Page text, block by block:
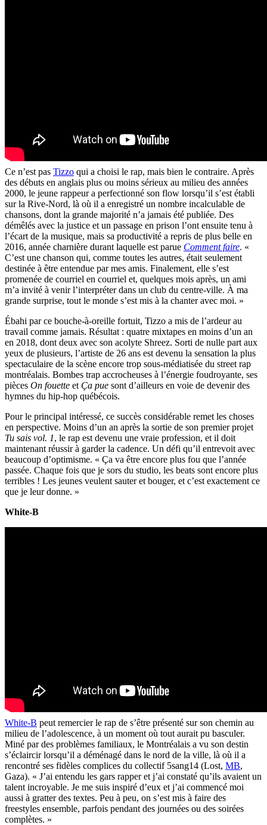
Ce n’est pas Tizzo qui a choisi le rap, mais bien le contraire. Après
des débuts en anglais plus ou moins sérieux au milieu des années
2000, le jeune rappeur a perfectionné son flow lorsqu’il s’est établi
sur la Rive-Nord, là où il a enregistré un nombre incalculable de
chansons, dont la grande majorité n’a jamais été publiée. Des
démêlés avec la justice et un passage en prison l’ont ensuite tenu à
l’écart de la musique, mais sa productivité a repris de plus belle en
2016, année charnière durant laquelle est parue Comment faire. «
C’est une chanson qui, comme toutes les autres, était seulement
destinée à être entendue par mes amis. Finalement, elle s’est
promenée de courriel en courriel et, quelques mois après, un ami
m’a invité à venir l’interpréter dans un club du centre-ville. À ma
grande surprise, tout le monde s’est mis à la chanter avec moi. »
Ébahi par ce bouche-à-oreille fortuit, Tizzo a mis de l’ardeur au
travail comme jamais. Résultat : quatre mixtapes en moins d’un an
en 2018, dont deux avec son acolyte Shreez. Sorti de nulle part aux
yeux de plusieurs, l’artiste de 26 ans est devenu la sensation la plus
spectaculaire de la scène encore trop sous-médiatisée du street rap
montréalais. Bombes trap accrocheuses à l’énergie foudroyante, ses
pièces On fouette et Ça pue sont d’ailleurs en voie de devenir des
hymnes du hip-hop québécois.
Pour le principal intéressé, ce succès considérable remet les choses
en perspective. Moins d’un an après la sortie de son premier projet
Tu sais vol. 1, le rap est devenu une vraie profession, et il doit
maintenant réussir à garder la cadence. Un défi qu’il entrevoit avec
beaucoup d’optimisme. « Ça va être encore plus fou que l’année
passée. Chaque fois que je sors du studio, les beats sont encore plus
terribles ! Les jeunes veulent sauter et bouger, et c’est exactement ce
que je leur donne. »
White-B
White-B peut remercier le rap de s’être présenté sur son chemin au
milieu de l’adolescence, à un moment où tout aurait pu basculer.
Miné par des problèmes familiaux, le Montréalais a vu son destin
s’éclaircir lorsqu’il a déménagé dans le nord de la ville, là où il a
rencontré ses fidèles complices du collectif 5sang14 (Lost, MB,
Gaza). « J’ai entendu les gars rapper et j’ai constaté qu’ils avaient un
talent incroyable. Je me suis inspiré d’eux et j’ai commencé moi
aussi à gratter des textes. Peu à peu, on s’est mis à faire des
freestyles ensemble, parfois pendant des journées ou des soirées
complètes. »